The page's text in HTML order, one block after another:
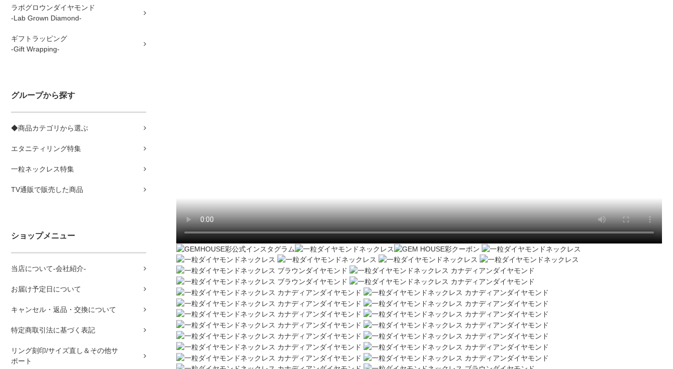
ラボグロウンダイヤモンド
-Lab Grown Diamond-
ギフトラッピング
-Gift Wrapping-
グループから探す
◆商品カテゴリから選ぶ
エタニティリング特集
一粒ネックレス特集
TV通販で販売した商品
ショップメニュー
当店について-会社紹介-
お届け予定日について
キャンセル・返品・交換について
特定商取引法に基づく表記
リング刻印/サイズ直し＆その他サ
ポート